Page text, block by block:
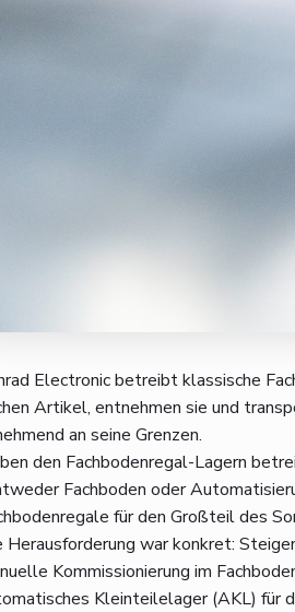
Electronic betreibt klassische
Artikel, entnehmen sie und
an seine Grenzen.
den Fachbodenregal-Lagern
Fachboden oder
für den Großteil des
Herausforderung war konkret:
Kommissionierung im
Kleinteilelager (AKL) für